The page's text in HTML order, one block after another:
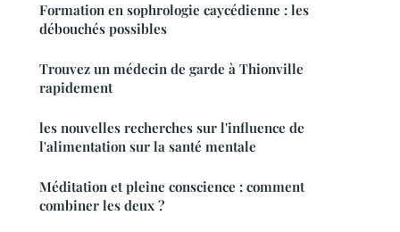
Formation en sophrologie caycédienne : les
débouchés possibles
Trouvez un médecin de garde à Thionville
rapidement
les nouvelles recherches sur l'influence de
l'alimentation sur la santé mentale
Méditation et pleine conscience : comment
combiner les deux ?